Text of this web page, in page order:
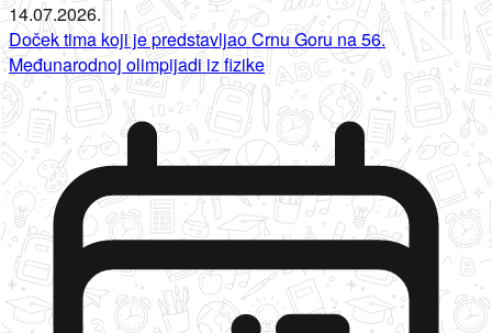
14.07.2026.
Doček tima koji je predstavljao Crnu Goru na 56.
Međunarodnoj olimpijadi iz fizike